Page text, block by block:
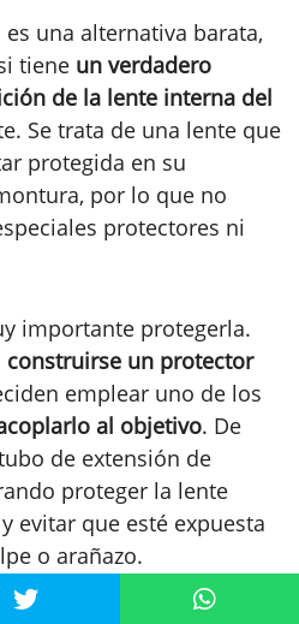
una alternativa barata,
tiene un verdadero
de la lente interna del
Se trata de una lente que
protegida en su
por lo que no
protectores ni
importante protegerla.
construirse un protector
emplear uno de los
al objetivo. De
de extensión de
proteger la lente
evitar que esté expuesta
o arañazo.